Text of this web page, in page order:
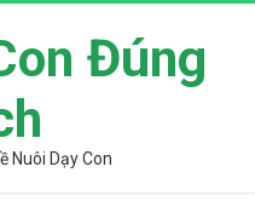
Đúng
Nuôi Dạy Con